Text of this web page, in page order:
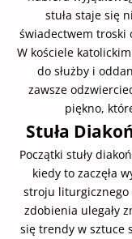
stuła staje się
świadectwem troski
W kościele
do służby i
zawsze
piękno,
Stuła
Początki stuły
kiedy to zaczęła
stroju liturgicznego
zdobienia ulegały
się trendy w sztuce